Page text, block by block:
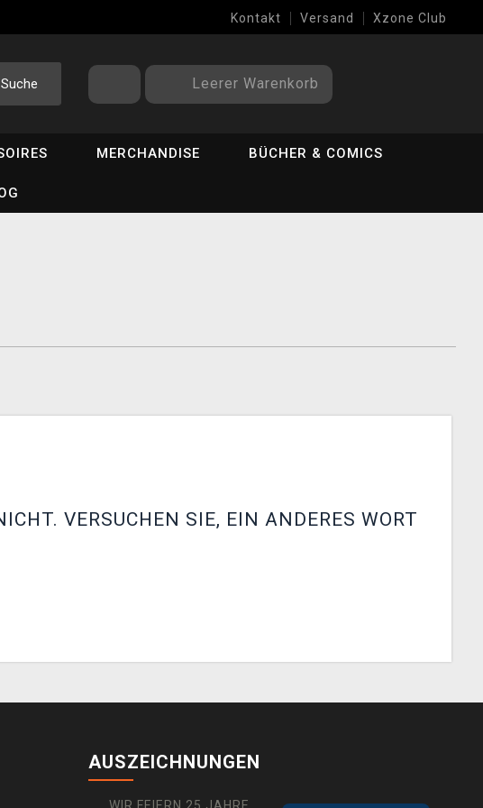
Kontakt Versand Xzone Club
Suche Leerer Warenkorb
MERCHANDISE BÜCHER & COMICS
VERSUCHEN SIE, EIN ANDERES WORT
AUSZEICHNUNGEN